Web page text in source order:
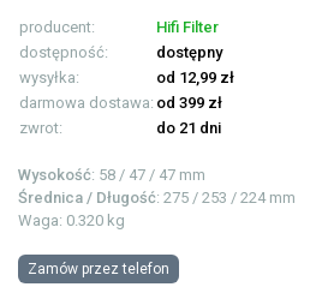
producent:
Hifi Filter
dostępność:
dostępny
wysyłka:
od 12,99 zł
darmowa dostawa: od 399 zł
zwrot:
do 21 dni
Wysokość: 58 / 47 / 47 mm
Średnica / Długość: 275 / 253 / 224 mm
Waga: 0.320 kg
Zamów przez telefon